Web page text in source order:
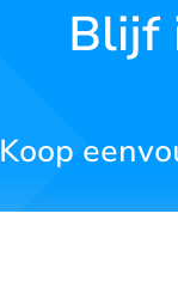
Blijf
Koop